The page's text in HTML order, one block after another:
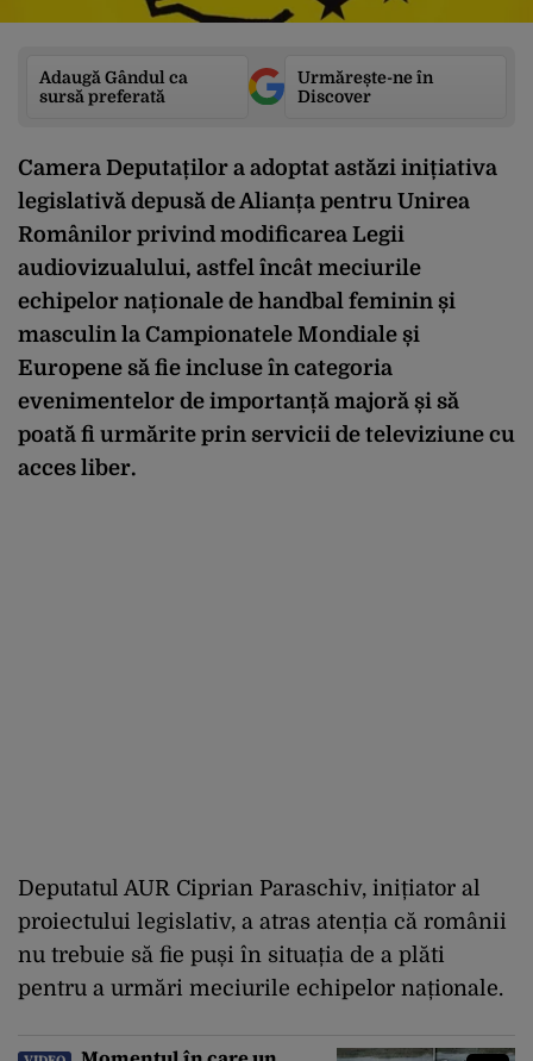
Adaugă Gândul ca
sursă preferată
Urmărește-ne în
Discover
Camera Deputaților a adoptat astăzi inițiativa
legislativă depusă de Alianța pentru Unirea
Românilor privind modificarea Legii
audiovizualului, astfel încât meciurile
echipelor naționale de handbal feminin și
masculin la Campionatele Mondiale și
Europene să fie incluse în categoria
evenimentelor de importanță majoră și să
poată fi urmărite prin servicii de televiziune cu
acces liber.
Deputatul AUR Ciprian Paraschiv, inițiator al
proiectului legislativ, a atras atenția că românii
nu trebuie să fie puși în situația de a plăti
pentru a urmări meciurile echipelor naționale.